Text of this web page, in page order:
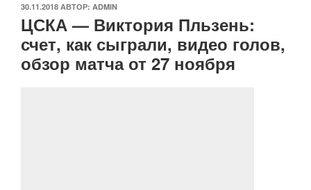
ОПУБЛИКОВАНО
30.11.2018 АВТОР: ADMIN
ЦСКА — Виктория Пльзень:
счет, как сыграли, видео голов,
обзор матча от 27 ноября